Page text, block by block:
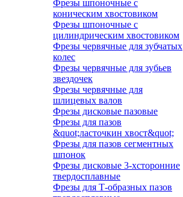
Фрезы шпоночные с
коническим хвостовиком
Фрезы шпоночные с
цилиндрическим хвостовиком
Фрезы червячные для зубчатых
колес
Фрезы червячные для зубьев
звездочек
Фрезы червячные для
шлицевых валов
Фрезы дисковые пазовые
Фрезы для пазов
&quot;ласточкин хвост&quot;
Фрезы для пазов сегментных
шпонок
Фрезы дисковые 3-хсторонние
твердосплавные
Фрезы для Т-образных пазов